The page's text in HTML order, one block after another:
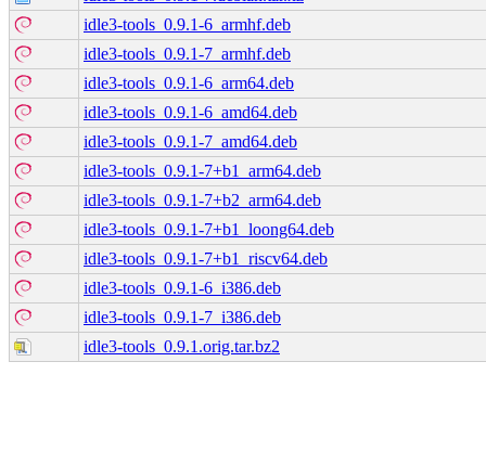
idle3-tools_0.9.1-6_armhf.deb
idle3-tools_0.9.1-7_armhf.deb
idle3-tools_0.9.1-6_arm64.deb
idle3-tools_0.9.1-6_amd64.deb
idle3-tools_0.9.1-7_amd64.deb
idle3-tools_0.9.1-7+b1_arm64.deb
idle3-tools_0.9.1-7+b2_arm64.deb
idle3-tools_0.9.1-7+b1_loong64.deb
idle3-tools_0.9.1-7+b1_riscv64.deb
idle3-tools_0.9.1-6_i386.deb
idle3-tools_0.9.1-7_i386.deb
idle3-tools_0.9.1.orig.tar.bz2